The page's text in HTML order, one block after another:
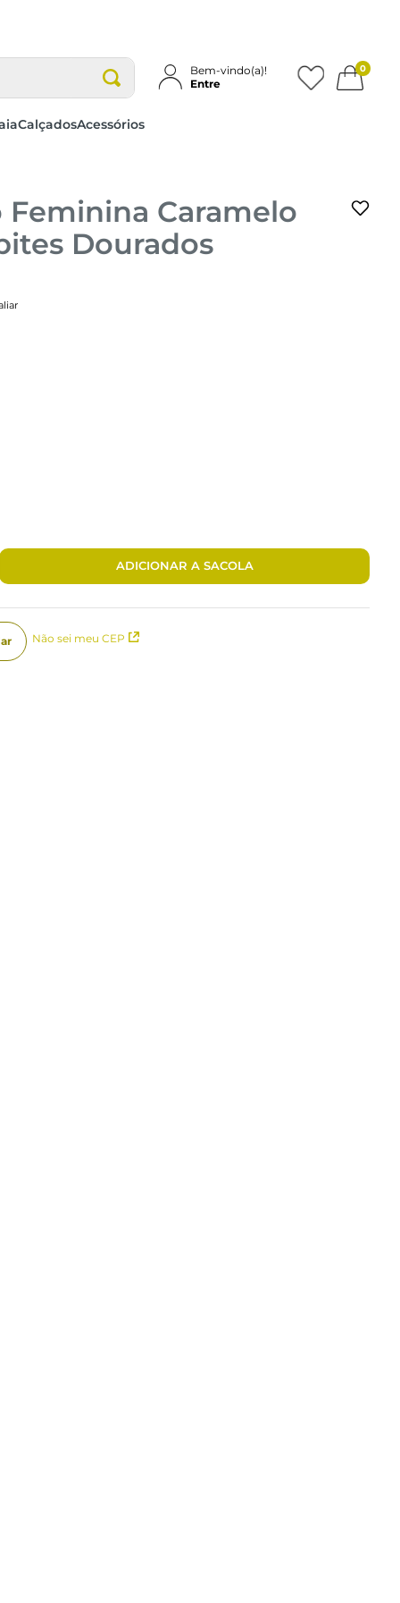
Bem-vindo(a)!
Entre
0
CalçadosAcessórios
Feminina Caramelo
Dourados
ADICIONAR A SACOLA
Não sei meu CEP